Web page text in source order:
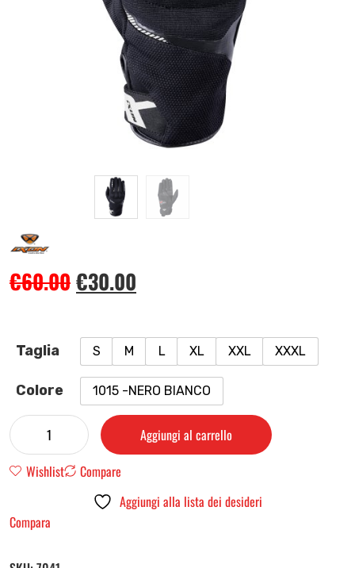
€60.00€30.00
Taglia S M L XL XXL XXXL
Colore 1015 -NERO BIANCO
Aggiungi al carrello
Wishlist
Compare
Aggiungi alla lista dei desideri
Compara